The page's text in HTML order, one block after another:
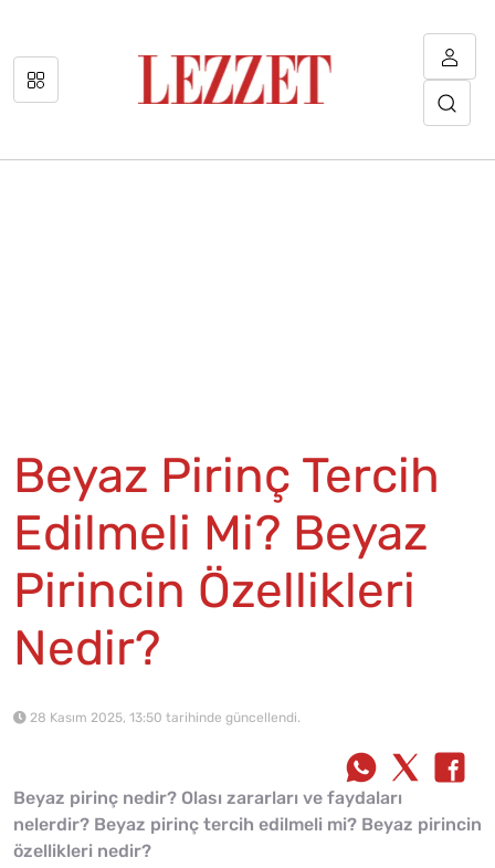
Beyaz Pirinç Tercih
Edilmeli Mi? Beyaz
Pirincin Özellikleri
Nedir?
28 Kasım 2025, 13:50 tarihinde güncellendi.
Beyaz pirinç nedir? Olası zararları ve faydaları
nelerdir? Beyaz pirinç tercih edilmeli mi? Beyaz pirincin
özellikleri nedir?